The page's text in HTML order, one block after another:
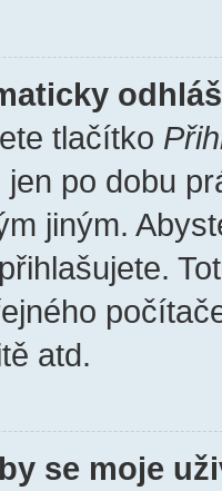
tlačítko
po dobu
jiným.
atd.
se moje